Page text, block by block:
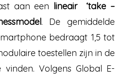
aan een lineair ‘take –
. De gemiddelde
bedraagt 1,5 tot
toestellen zijn in de
vinden. Volgens Global E-